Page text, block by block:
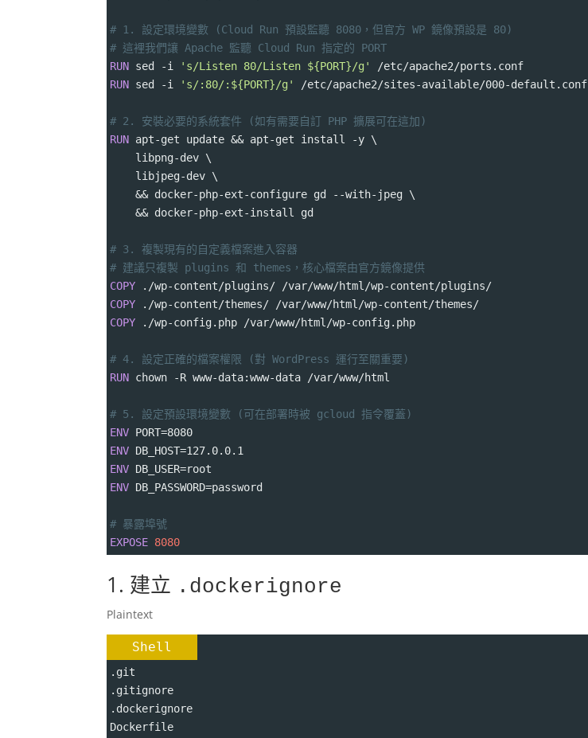
# 1. 設定環境變數 (Cloud Run 預設監聽 8080，但官方 WP 鏡像預設是 80)
# 這裡我們讓 Apache 監聽 Cloud Run 指定的 PORT
RUN sed -i 's/Listen 80/Listen ${PORT}/g'
/etc/apache2/ports.conf
RUN sed -i 's/:80/:${PORT}/g' /etc/apache2/sites-available/000-default.conf
# 2. 安裝必要的系統套件 (如有需要自訂 PHP 擴展可在這加)
RUN apt-get update && apt-get install -y \
    libpng-dev \
    libjpeg-dev \
    && docker-php-ext-configure gd --with-jpeg \
    && docker-php-ext-install gd
# 3. 複製現有的自定義檔案進入容器
# 建議只複製 plugins 和 themes，核心檔案由官方鏡像提供
COPY ./wp-content/plugins/ /var/www/html/wp-content/plugins/
COPY ./wp-content/themes/ /var/www/html/wp-content/themes/
COPY ./wp-config.php /var/www/html/wp-config.php
# 4. 設定正確的檔案權限 (對 WordPress 運行至關重要)
RUN chown -R www-data:www-data /var/www/html
# 5. 設定預設環境變數 (可在部署時被 gcloud 指令覆蓋)
ENV PORT=8080
ENV DB_HOST=127.0.0.1
ENV DB_USER=root
ENV DB_PASSWORD=password
# 暴露埠號
EXPOSE 8080
1. 建立 .dockerignore
Plaintext
Shell
.git
.gitignore
.dockerignore
Dockerfile